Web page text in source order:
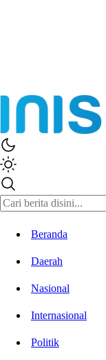
Beranda
Daerah
Nasional
Internasional
Politik